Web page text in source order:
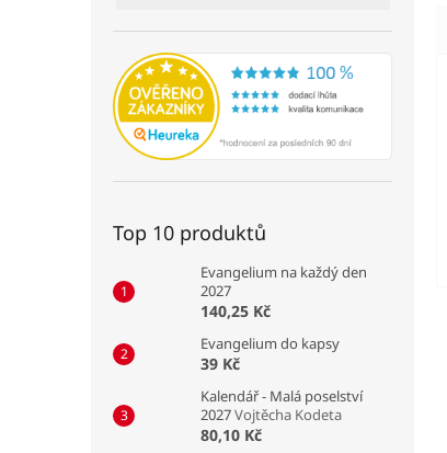
Top 10 produktů
Evangelium na každý den
2027
140,25 Kč
Evangelium do kapsy
39 Kč
Kalendář - Malá poselství
2027Vojtěcha Kodeta
80,10 Kč